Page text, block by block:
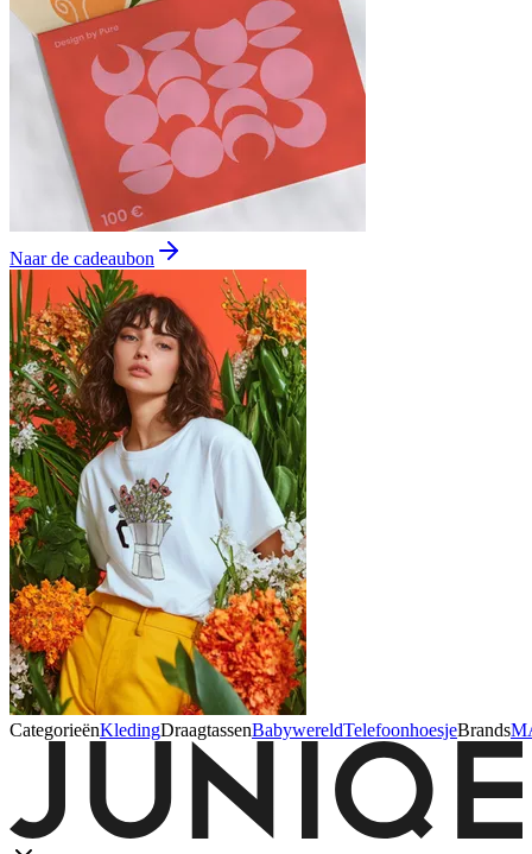
Naar de cadeaubon
CategorieënKledingDraagtassenBabywereldTelefoonhoesjeBrands